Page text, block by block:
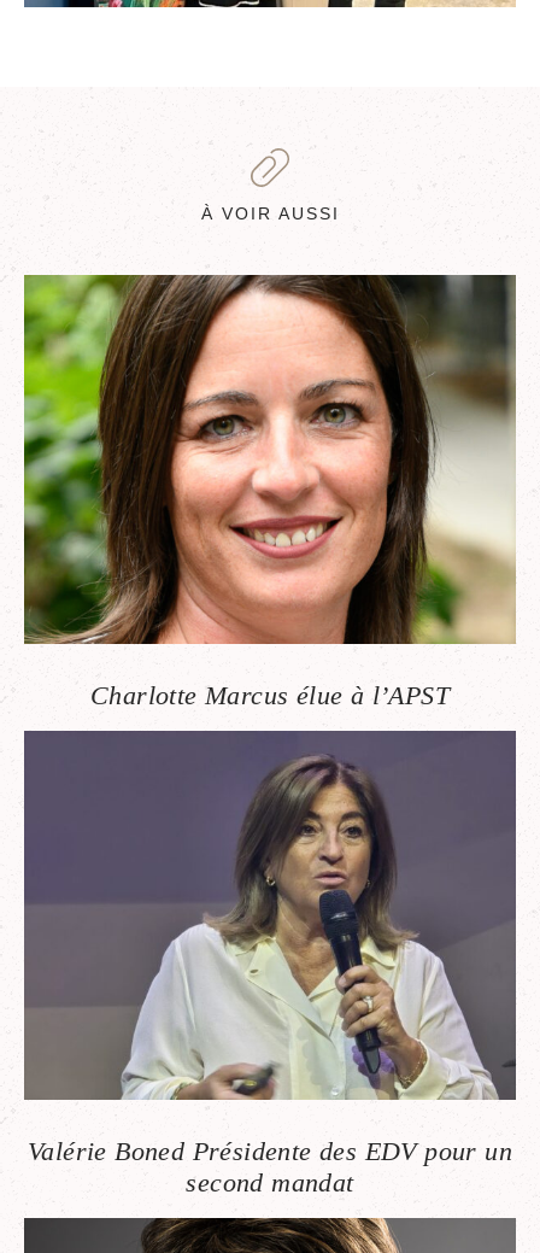
À VOIR AUSSI
Charlotte Marcus élue à l’APST
Valérie Boned Présidente des EDV pour un
second mandat